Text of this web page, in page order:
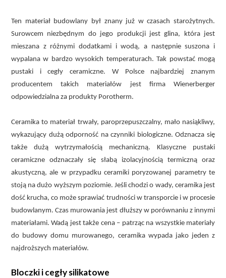
Ten materiał budowlany był znany już w czasach starożytnych.
Surowcem niezbędnym do jego produkcji jest glina, która jest
mieszana z różnymi dodatkami i wodą, a następnie suszona i
wypalana w bardzo wysokich temperaturach. Tak powstać mogą
pustaki i cegły ceramiczne. W Polsce najbardziej znanym
producentem takich materiałów jest firma Wienerberger
odpowiedzialna za produkty Porotherm.
Ceramika to materiał trwały, paroprzepuszczalny, mało nasiąkliwy,
wykazujący dużą odporność na czynniki biologiczne. Odznacza się
także dużą wytrzymałością mechaniczną. Klasyczne pustaki
ceramiczne odznaczały się słabą izolacyjnością termiczną oraz
akustyczną, ale w przypadku ceramiki poryzowanej parametry te
stoją na dużo wyższym poziomie. Jeśli chodzi o wady, ceramika jest
dość krucha, co może sprawiać trudności w transporcie i w procesie
budowlanym. Czas murowania jest dłuższy w porównaniu z innymi
materiałami. Wadą jest także cena – patrząc na wszystkie materiały
do budowy domu murowanego, ceramika wypada jako jeden z
najdroższych materiałów.
Bloczki i cegły silikatowe